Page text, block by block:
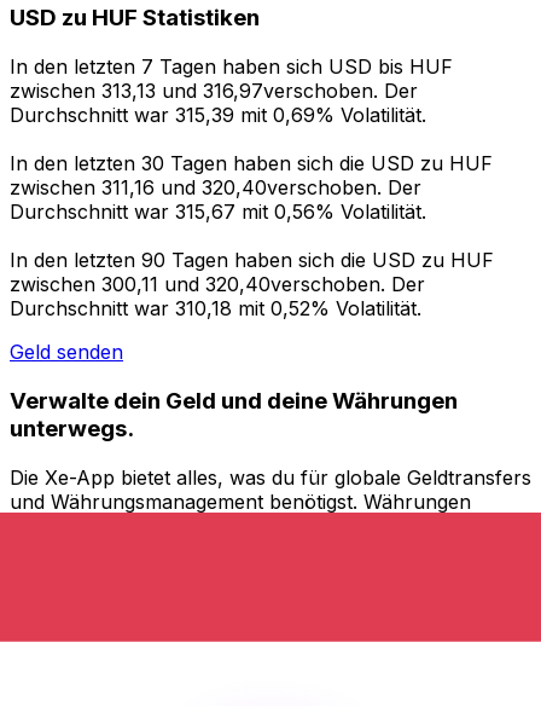
USD zu HUF Statistiken
In den letzten 7 Tagen haben sich USD bis HUF
zwischen 313,13 und 316,97verschoben. Der
Durchschnitt war 315,39 mit 0,69% Volatilität.
In den letzten 30 Tagen haben sich die USD zu HUF
zwischen 311,16 und 320,40verschoben. Der
Durchschnitt war 315,67 mit 0,56% Volatilität.
In den letzten 90 Tagen haben sich die USD zu HUF
zwischen 300,11 und 320,40verschoben. Der
Durchschnitt war 310,18 mit 0,52% Volatilität.
Geld senden
Verwalte dein Geld und deine Währungen
unterwegs.
Die Xe-App bietet alles, was du für globale Geldtransfers
und Währungsmanagement benötigst. Währungen